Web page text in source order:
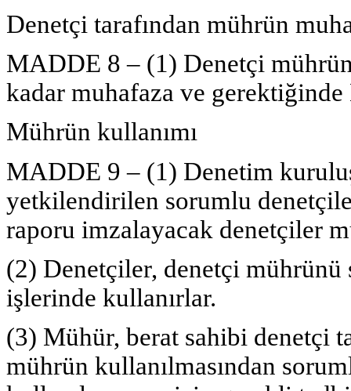
Denetçi tarafından mührün
MADDE 8 – (1) Denetçi
kadar muhafaza ve
Mührün kullanımı
MADDE 9 – (1) Denetim
yetkilendirilen sorumlu
raporu imzalayacak denetçiler
(2) Denetçiler, denetçi
işlerinde kullanırlar.
(3) Mühür, berat sahibi denetçi
mührün kullanılmasından